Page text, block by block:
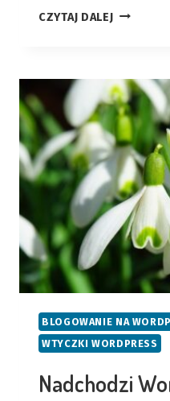
CZYTAJ DALEJCHCESZ
W
BLOGOWANIE NA
WTYCZKI WORDPRESS
Nadchodzi